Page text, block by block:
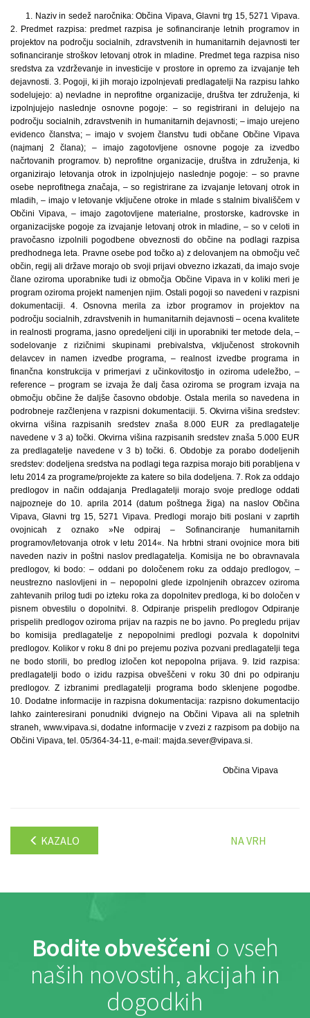
1. Naziv in sedež naročnika: Občina Vipava, Glavni trg 15, 5271 Vipava.
2. Predmet razpisa: predmet razpisa je sofinanciranje letnih programov in
projektov na področju socialnih, zdravstvenih in humanitarnih dejavnosti ter
sofinanciranje stroškov letovanj otrok in mladine. Predmet tega razpisa niso
sredstva za vzdrževanje in investicije v prostore in opremo za izvajanje teh
dejavnosti. 3. Pogoji, ki jih morajo izpolnjevati predlagatelji Na razpisu lahko
sodelujejo: a) nevladne in neprofitne organizacije, društva ter združenja, ki
izpolnjujejo naslednje osnovne pogoje: – so registrirani in delujejo na
področju socialnih, zdravstvenih in humanitarnih dejavnosti; – imajo urejeno
evidenco članstva; – imajo v svojem članstvu tudi občane Občine Vipava
(najmanj 2 člana); – imajo zagotovljene osnovne pogoje za izvedbo
načrtovanih programov. b) neprofitne organizacije, društva in združenja, ki
organizirajo letovanja otrok in izpolnjujejo naslednje pogoje: – so pravne
osebe neprofitnega značaja, – so registrirane za izvajanje letovanj otrok in
mladih, – imajo v letovanje vključene otroke in mlade s stalnim bivališčem v
Občini Vipava, – imajo zagotovljene materialne, prostorske, kadrovske in
organizacijske pogoje za izvajanje letovanj otrok in mladine, – so v celoti in
pravočasno izpolnili pogodbene obveznosti do občine na podlagi razpisa
predhodnega leta. Pravne osebe pod točko a) z delovanjem na območju več
občin, regij ali države morajo ob svoji prijavi obvezno izkazati, da imajo svoje
člane oziroma uporabnike tudi iz območja Občine Vipava in v koliki meri je
program oziroma projekt namenjen njim. Ostali pogoji so navedeni v razpisni
dokumentaciji. 4. Osnovna merila za izbor programov in projektov na
področju socialnih, zdravstvenih in humanitarnih dejavnosti – ocena kvalitete
in realnosti programa, jasno opredeljeni cilji in uporabniki ter metode dela, –
sodelovanje z rizičnimi skupinami prebivalstva, vključenost strokovnih
delavcev in namen izvedbe programa, – realnost izvedbe programa in
finančna konstrukcija v primerjavi z učinkovitostjo in oziroma udeležbo, –
reference – program se izvaja že dalj časa oziroma se program izvaja na
območju občine že daljše časovno obdobje. Ostala merila so navedena in
podrobneje razčlenjena v razpisni dokumentaciji. 5. Okvirna višina sredstev:
okvirna višina razpisanih sredstev znaša 8.000 EUR za predlagatelje
navedene v 3 a) točki. Okvirna višina razpisanih sredstev znaša 5.000 EUR
za predlagatelje navedene v 3 b) točki. 6. Obdobje za porabo dodeljenih
sredstev: dodeljena sredstva na podlagi tega razpisa morajo biti porabljena v
letu 2014 za programe/projekte za katere so bila dodeljena. 7. Rok za oddajo
predlogov in način oddajanja Predlagatelji morajo svoje predloge oddati
najpozneje do 10. aprila 2014 (datum poštnega žiga) na naslov Občina
Vipava, Glavni trg 15, 5271 Vipava. Predlogi morajo biti poslani v zaprtih
ovojnicah z oznako »Ne odpiraj – Sofinanciranje humanitarnih
programov/letovanja otrok v letu 2014«. Na hrbtni strani ovojnice mora biti
naveden naziv in poštni naslov predlagatelja. Komisija ne bo obravnavala
predlogov, ki bodo: – oddani po določenem roku za oddajo predlogov, –
neustrezno naslovljeni in – nepopolni glede izpolnjenih obrazcev oziroma
zahtevanih prilog tudi po izteku roka za dopolnitev predloga, ki bo določen v
pisnem obvestilu o dopolnitvi. 8. Odpiranje prispelih predlogov Odpiranje
prispelih predlogov oziroma prijav na razpis ne bo javno. Po pregledu prijav
bo komisija predlagatelje z nepopolnimi predlogi pozvala k dopolnitvi
predlogov. Kolikor v roku 8 dni po prejemu poziva pozvani predlagatelji tega
ne bodo storili, bo predlog izločen kot nepopolna prijava. 9. Izid razpisa:
predlagatelji bodo o izidu razpisa obveščeni v roku 30 dni po odpiranju
predlogov. Z izbranimi predlagatelji programa bodo sklenjene pogodbe.
10. Dodatne informacije in razpisna dokumentacija: razpisno dokumentacijo
lahko zainteresirani ponudniki dvignejo na Občini Vipava ali na spletnih
straneh, www.vipava.si, dodatne informacije v zvezi z razpisom pa dobijo na
Občini Vipava, tel. 05/364-34-11, e-mail: majda.sever@vipava.si.
Občina Vipava
KAZALO NA VRH
Bodite obveščeni o vseh
naših novostih, akcijah in
dogodkih